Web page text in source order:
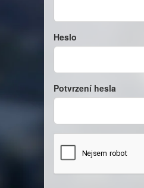
Heslo
Potvrzení hesla